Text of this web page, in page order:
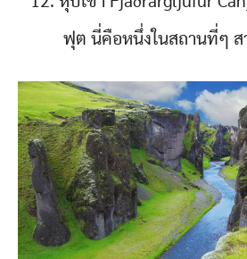
ฟุต นี่คือหนึ่งในสถานที่ๆ ส